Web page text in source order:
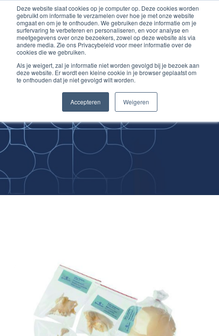
Deze website slaat cookies op je computer op. Deze cookies worden
gebruikt om informatie te verzamelen over hoe je met onze website
omgaat en om je te onthouden. We gebruiken deze informatie om je
surfervaring te verbeteren en personaliseren, en voor analyse en
meetgegevens over onze bezoekers, zowel op deze website als via
andere media. Zie ons Privacybeleid voor meer informatie over de
cookies die we gebruiken.
Als je weigert, zal je informatie niet worden gevolgd bij je bezoek aan
deze website. Er wordt een kleine cookie in je browser geplaatst om
te onthouden dat je niet gevolgd wilt worden.
Accepteren Weigeren
Inloggen account
Ga
naar
de
inhoud
Improving
Medical Skills